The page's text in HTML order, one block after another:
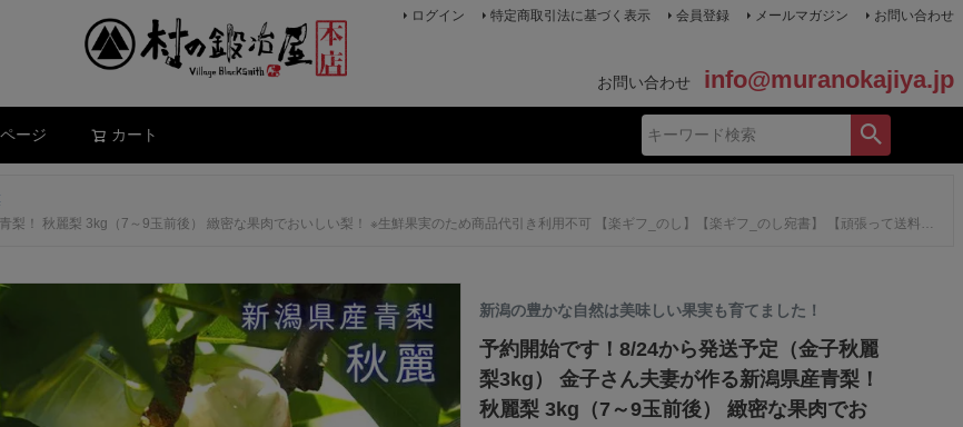
ログイン 特定商取引法に基づく表示 会員登録 メールマガジン お問い合わせ
お問い合わせ info@muranokajiya.jp
ージ カート
秋麗梨 3kg（7～9玉前後） 緻密な果肉でおいしい梨！ ※生鮮果実のため商品代引き利用不可 【楽ギフ_のし】【楽ギフ_のし宛書】 【頑張って送料無料！】
新潟の豊かな自然は美味しい果実も育てました！
予約開始です！8/24から発送予定（金子秋麗
梨3kg） 金子さん夫妻が作る新潟県産青梨！
秋麗梨 3kg（7～9玉前後） 緻密な果肉でお